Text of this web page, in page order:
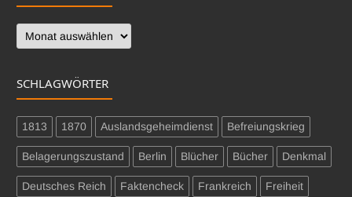
Archiv
SCHLAGWÖRTER
1813 1870 Auslandsgeheimdienst Befreiungskrieg
Belagerungszustand Berlin Blücher Bücher Denkmal
Deutsches Reich Faktencheck Frankreich Freiheit